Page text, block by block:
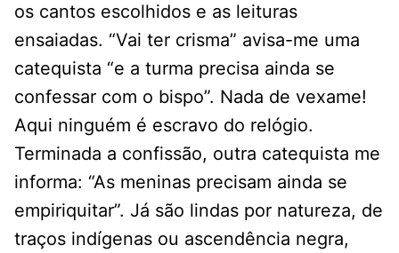
os cantos escolhidos e as leituras
ensaiadas. “Vai ter crisma” avisa-me uma
catequista “e a turma precisa ainda se
confessar com o bispo”. Nada de vexame!
Aqui ninguém é escravo do relógio.
Terminada a confissão, outra catequista me
informa: “As meninas precisam ainda se
empiriquitar”. Já são lindas por natureza, de
traços indígenas ou ascendência negra,